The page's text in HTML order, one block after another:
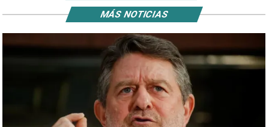
MÁS NOTICIAS